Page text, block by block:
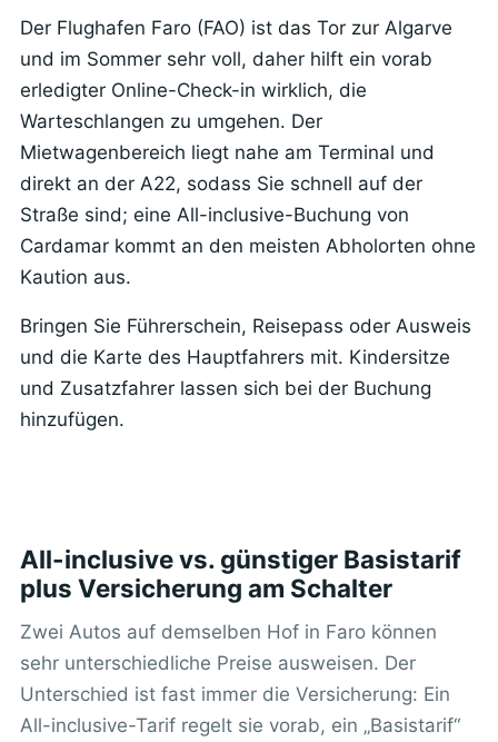
Der Flughafen Faro (FAO) ist das Tor zur Algarve
und im Sommer sehr voll, daher hilft ein vorab
erledigter Online-Check-in wirklich, die
Warteschlangen zu umgehen. Der
Mietwagenbereich liegt nahe am Terminal und
direkt an der A22, sodass Sie schnell auf der
Straße sind; eine All-inclusive-Buchung von
Cardamar kommt an den meisten Abholorten ohne
Kaution aus.
Bringen Sie Führerschein, Reisepass oder Ausweis
und die Karte des Hauptfahrers mit. Kindersitze
und Zusatzfahrer lassen sich bei der Buchung
hinzufügen.
All-inclusive vs. günstiger Basistarif
plus Versicherung am Schalter
Zwei Autos auf demselben Hof in Faro können
sehr unterschiedliche Preise ausweisen. Der
Unterschied ist fast immer die Versicherung: Ein
All-inclusive-Tarif regelt sie vorab, ein „Basistarif“